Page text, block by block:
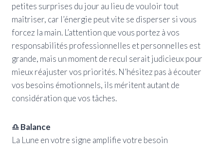
petites surprises du jour au lieu de vouloir tout
maîtriser, car l’énergie peut vite se disperser si vous
forcez la main. L’attention que vous portez à vos
responsabilités professionnelles et personnelles est
grande, mais un moment de recul serait judicieux pour
mieux réajuster vos priorités. N’hésitez pas à écouter
vos besoins émotionnels, ils méritent autant de
considération que vos tâches.
♎ Balance
La Lune en votre signe amplifie votre besoin